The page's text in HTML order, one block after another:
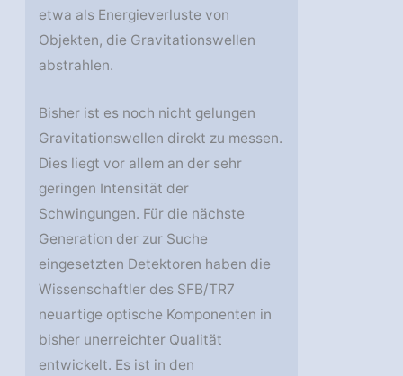
etwa als Energieverluste von
Objekten, die Gravitationswellen
abstrahlen.
Bisher ist es noch nicht gelungen
Gravitationswellen direkt zu messen.
Dies liegt vor allem an der sehr
geringen Intensität der
Schwingungen. Für die nächste
Generation der zur Suche
eingesetzten Detektoren haben die
Wissenschaftler des SFB/TR7
neuartige optische Komponenten in
bisher unerreichter Qualität
entwickelt. Es ist in den